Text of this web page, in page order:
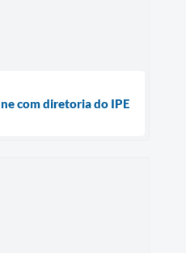
com diretoria do IPE